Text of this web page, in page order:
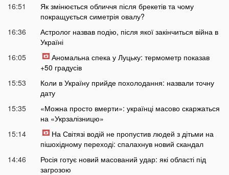
16:51
Як змінюється обличчя після брекетів та чому
покращується симетрія овалу?
16:36
Астролог назвав подію, після якої закінчиться війна в
Україні
16:05
Аномальна спека у Луцьку: термометр показав
+50 градусів
15:53
Коли в Україну прийде похолодання: назвали точну
дату
15:35
«Можна просто вмерти»: українці масово скаржаться
на «Укрзалізницю»
15:14
На Світязі водій не пропустив людей з дітьми на
пішохідному переході: спалахнув новий скандал
14:46
Росія готує новий масований удар: які області під
загрозою